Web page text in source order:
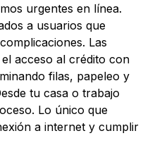
urgentes en línea.
a usuarios que
Las
acceso al crédito con
filas, papeleo y
tu casa o trabajo
Lo único que
a internet y cumplir